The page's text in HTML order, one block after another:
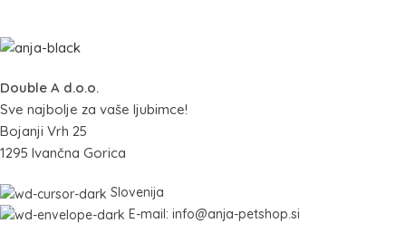
Double A d.o.o.
Sve najbolje za vaše ljubimce!
Bojanji Vrh 25
1295 Ivančna Gorica
Slovenija
E-mail: info@anja-petshop.si